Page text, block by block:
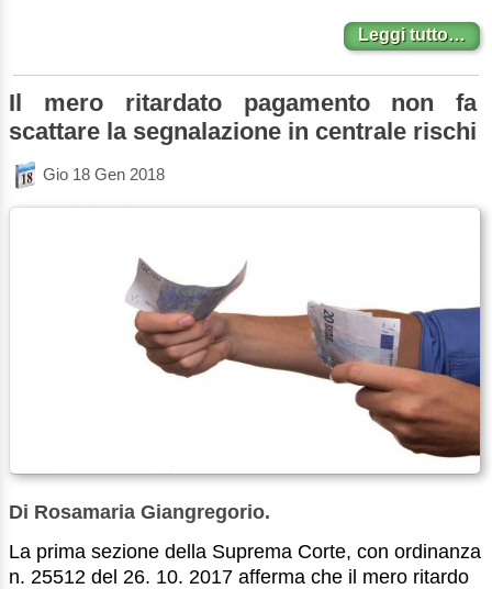
Leggi tutto…
Il mero ritardato pagamento non fa
scattare la segnalazione in centrale rischi
Gio 18 Gen 2018
Di Rosamaria Giangregorio.
La prima sezione della Suprema Corte, con ordinanza
n. 25512 del 26. 10. 2017 afferma che il mero ritardo